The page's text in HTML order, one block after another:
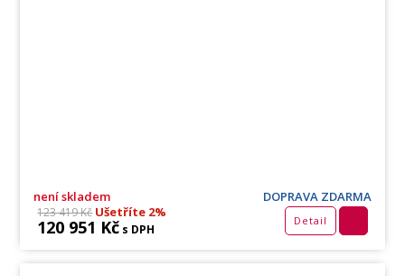
není skladem DOPRAVA ZDARMA
123 419 KčUšetříte 2%
120 951 Kč s DPH
Detail